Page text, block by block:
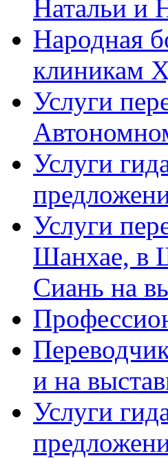
Натальи и
Народная
клиникам
Услуги
Услуги
Услуги
Шанхае, в
Сиань на
и на
Услуги